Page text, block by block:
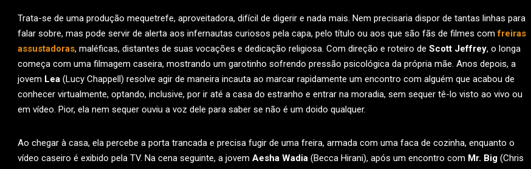
Trata-se de uma produção mequetrefe, aproveitadora, difícil de digerir e nada mais. Nem precisaria dispor de tantas linhas para
falar sobre, mas pode servir de alerta aos infernautas curiosos pela capa, pelo título ou aos que são fãs de filmes comfreiras
assustadoras, maléficas, distantes de suas vocações e dedicação religiosa. Com direção e roteiro de Scott Jeffrey, o longa
começa com uma filmagem caseira, mostrando um garotinho sofrendo pressão psicológica da própria mãe. Anos depois, a
jovem Lea (Lucy Chappell) resolve agir de maneira incauta ao marcar rapidamente um encontro com alguém que acabou de
conhecer virtualmente, optando, inclusive, por ir até a casa do estranho e entrar na moradia, sem sequer tê-lo visto ao vivo ou
em vídeo. Pior, ela nem sequer ouviu a voz dele para saber se não é um doido qualquer.
Ao chegar à casa, ela percebe a porta trancada e precisa fugir de uma freira, armada com uma faca de cozinha, enquanto o
vídeo caseiro é exibido pela TV. Na cena seguinte, a jovem Aesha Wadia (Becca Hirani), após um encontro com Mr. Big (Chris